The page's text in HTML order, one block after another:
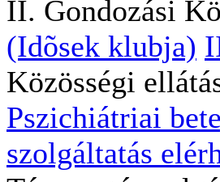
II. Gondozási
(Idõsek klubja)
Közösségi
Pszichiátriai
szolgáltatás